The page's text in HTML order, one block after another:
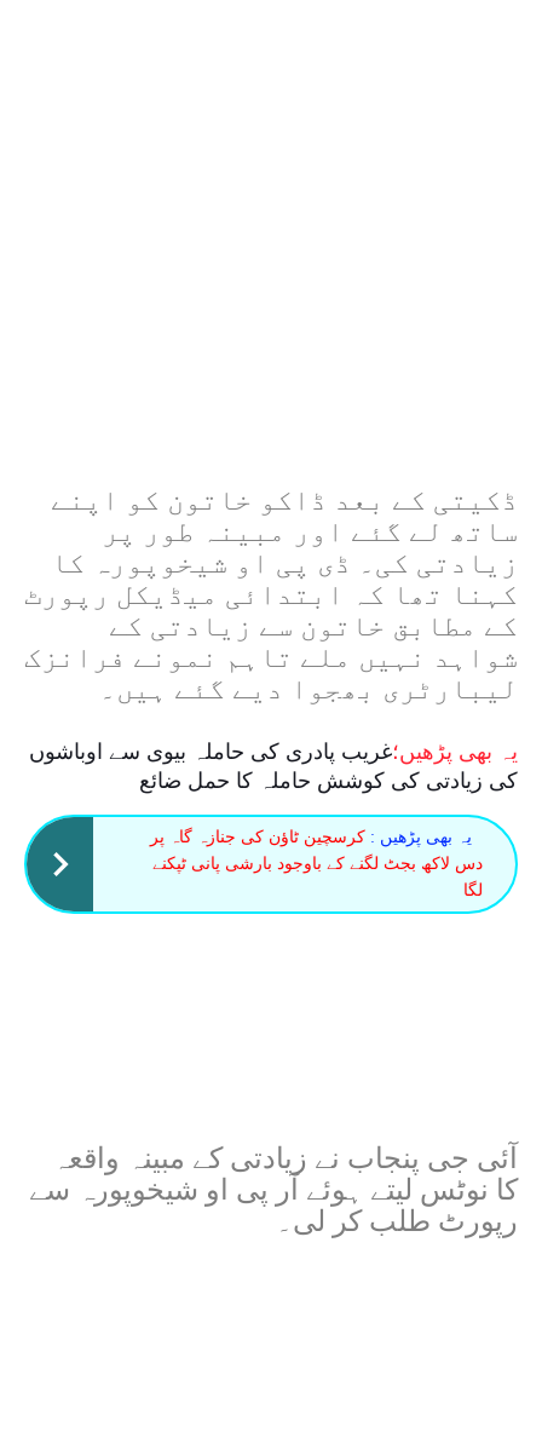
ڈکیتی کے بعد ڈاکو خاتون کو اپنے
ساتھ لے گئے اور مبینہ طور پر
زیادتی کی۔ ڈی پی او شیخوپورہ کا
کہنا تھا کہ ابتدائی میڈیکل رپورٹ
کے مطابق خاتون سے زیادتی کے
شواہد نہیں ملے تاہم نمونے فرانزک
لیبارٹری بھجوا دیے گئے ہیں۔
یہ بھی پڑھیں؛غریب پادری کی حاملہ بیوی سے اوباشوں
کی زیادتی کی کوشش حاملہ کا حمل ضائع
یہ بھی پڑھیں : کرسچین ٹاؤن کی جنازہ گاہ پر
دس لاکھ بجٹ لگنے کے باوجود بارشی پانی ٹپکنے
لگا
آئی جی پنجاب نے زیادتی کے مبینہ واقعہ
کا نوٹس لیتے ہوئے آر پی او شیخوپورہ سے
رپورٹ طلب کر لی۔